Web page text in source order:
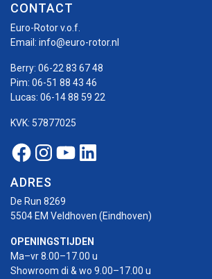
CONTACT
Euro-Rotor v.o.f.
Email: info@euro-rotor.nl
Berry: 06-22 83 67 48
Pim: 06-51 88 43 46
Lucas: 06-14 88 59 22
KVK: 57877025
Facebook Euro-rotor
Instagram Euro-rotor
Youtube Euro-rotor
Linkedin Euro-rotor
ADRES
De Run 8269
5504 EM Veldhoven (Eindhoven)
OPENINGSTIJDEN
Ma–vr 8.00–17.00 u
Showroom di & wo 9.00–17.00 u